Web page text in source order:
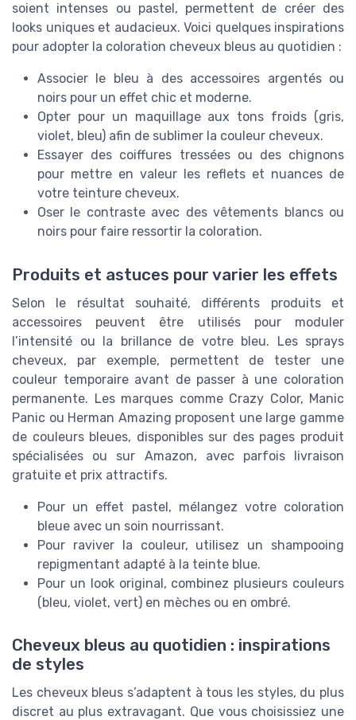
soient intenses ou pastel, permettent de créer des
looks uniques et audacieux. Voici quelques inspirations
pour adopter la coloration cheveux bleus au quotidien :
Associer le bleu à des accessoires argentés ou
noirs pour un effet chic et moderne.
Opter pour un maquillage aux tons froids (gris,
violet, bleu) afin de sublimer la couleur cheveux.
Essayer des coiffures tressées ou des chignons
pour mettre en valeur les reflets et nuances de
votre teinture cheveux.
Oser le contraste avec des vêtements blancs ou
noirs pour faire ressortir la coloration.
Produits et astuces pour varier les effets
Selon le résultat souhaité, différents produits et
accessoires peuvent être utilisés pour moduler
l’intensité ou la brillance de votre bleu. Les sprays
cheveux, par exemple, permettent de tester une
couleur temporaire avant de passer à une coloration
permanente. Les marques comme Crazy Color, Manic
Panic ou Herman Amazing proposent une large gamme
de couleurs bleues, disponibles sur des pages produit
spécialisées ou sur Amazon, avec parfois livraison
gratuite et prix attractifs.
Pour un effet pastel, mélangez votre coloration
bleue avec un soin nourrissant.
Pour raviver la couleur, utilisez un shampooing
repigmentant adapté à la teinte blue.
Pour un look original, combinez plusieurs couleurs
(bleu, violet, vert) en mèches ou en ombré.
Cheveux bleus au quotidien : inspirations
de styles
Les cheveux bleus s’adaptent à tous les styles, du plus
discret au plus extravagant. Que vous choisissiez une